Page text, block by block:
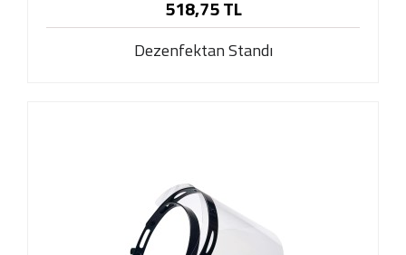
518,75 TL
Dezenfektan Standı